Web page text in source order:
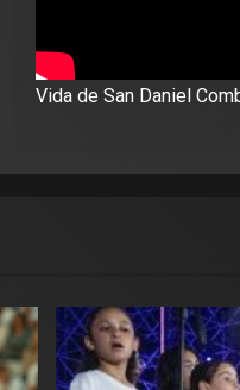
Vida de San Daniel